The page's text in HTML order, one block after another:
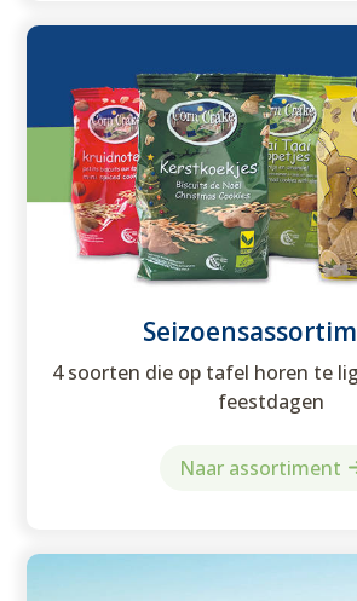
4 soorten die op tafel horen te
feestdagen
Naar assortiment